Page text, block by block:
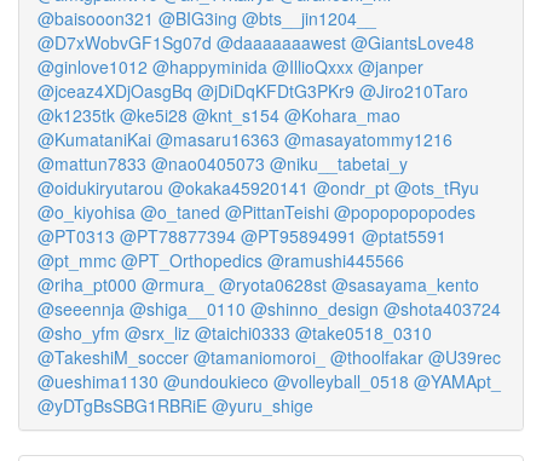
@baisooon321 @BIG3ing @bts__jin1204__
@D7xWobvGF1Sg07d @daaaaaaawest @GiantsLove48
@ginlove1012 @happyminida @IllioQxxx @janper
@jceaz4XDjOasgBq @jDiDqKFDtG3PKr9 @Jiro210Taro
@k1235tk @ke5i28 @knt_s154 @Kohara_mao
@KumataniKai @masaru16363 @masayatommy1216
@mattun7833 @nao0405073 @niku__tabetai_y
@oidukiryutarou @okaka45920141 @ondr_pt @ots_tRyu
@o_kiyohisa @o_taned @PittanTeishi @popopopopodes
@PT0313 @PT78877394 @PT95894991 @ptat5591
@pt_mmc @PT_Orthopedics @ramushi445566
@riha_pt000 @rmura_ @ryota0628st @sasayama_kento
@seeennja @shiga__0110 @shinno_design @shota403724
@sho_yfm @srx_liz @taichi0333 @take0518_0310
@TakeshiM_soccer @tamaniomoroi_ @thoolfakar @U39rec
@ueshima1130 @undoukieco @volleyball_0518 @YAMApt_
@yDTgBsSBG1RBRiE @yuru_shige